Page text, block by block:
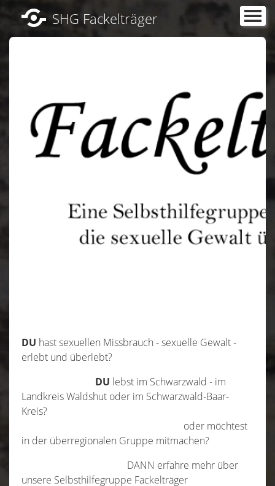
SHG Fackelträger
Portal
Aktuelles
Schutzraum
Downloadbereich
Gästebuch
Impressum
DU hast sexuellen Missbrauch - sexuelle Gewalt -
erlebt und überlebt?
DU lebst im Schwarzwald - im
Landkreis Waldshut oder im Schwarzwald-Baar-
Kreis?
oder möchtest
in der überregionalen Gruppe mitmachen?
DANN erfahre mehr über
unsere Selbsthilfegruppe Fackelträger